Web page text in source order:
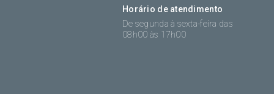
Horário de atendimento
De segunda à sexta-feira das
08h00 às 17h00